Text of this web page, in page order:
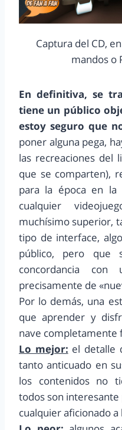
Captura del CD,
mandos o
En definitiva, se
tiene un público
estoy seguro que
poner alguna pega,
las recreaciones del
que se comparten),
para la época en
cualquier
muchísimo superior,
tipo de interface,
público, pero que
concordancia
precisamente de
Por lo demás, una
que aprender y
nave completamente
Lo mejor: el detalle
tanto anticuado en
los contenidos no
todos son interesante
cualquier aficionado a